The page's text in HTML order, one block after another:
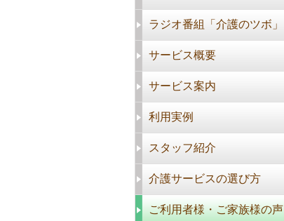
ラジオ番組「介護のツボ」
サービス概要
サービス案内
利用実例
スタッフ紹介
介護サービスの選び方
ご利用者様・ご家族様の声